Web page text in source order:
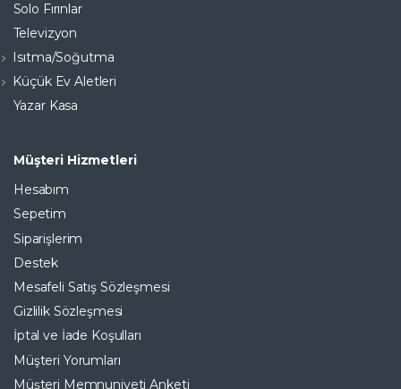
Solo Fırınlar
Televizyon
Isıtma/Soğutma
Küçük Ev Aletleri
Yazar Kasa
Müşteri Hizmetleri
Hesabım
Sepetim
Siparişlerim
Destek
Mesafeli Satış Sözleşmesi
Gizlilik Sözleşmesi
İptal ve İade Koşulları
Müşteri Yorumları
Müşteri Memnuniyeti Anketi